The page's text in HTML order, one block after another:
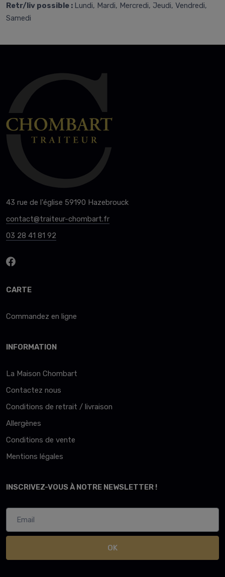
Retr/liv possible : Lundi, Mardi, Mercredi, Jeudi, Vendredi,
Samedi
43 rue de l'église 59190 Hazebrouck
contact@traiteur-chombart.fr
03 28 41 81 92
CARTE
Commandez en ligne
INFORMATION
La Maison Chombart
Contactez nous
Conditions de retrait / livraison
Allergènes
Conditions de vente
Mentions légales
INSCRIVEZ-VOUS À NOTRE NEWSLETTER !
OK